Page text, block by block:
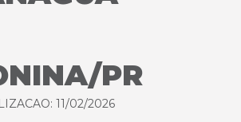
PR
11/02/2026